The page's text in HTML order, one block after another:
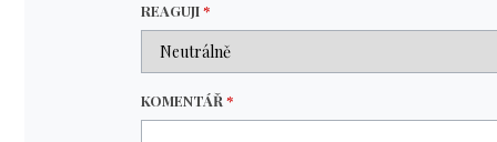
REAGUJI*
KOMENTÁŘ*